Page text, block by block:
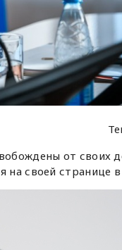
от своих
на своей странице